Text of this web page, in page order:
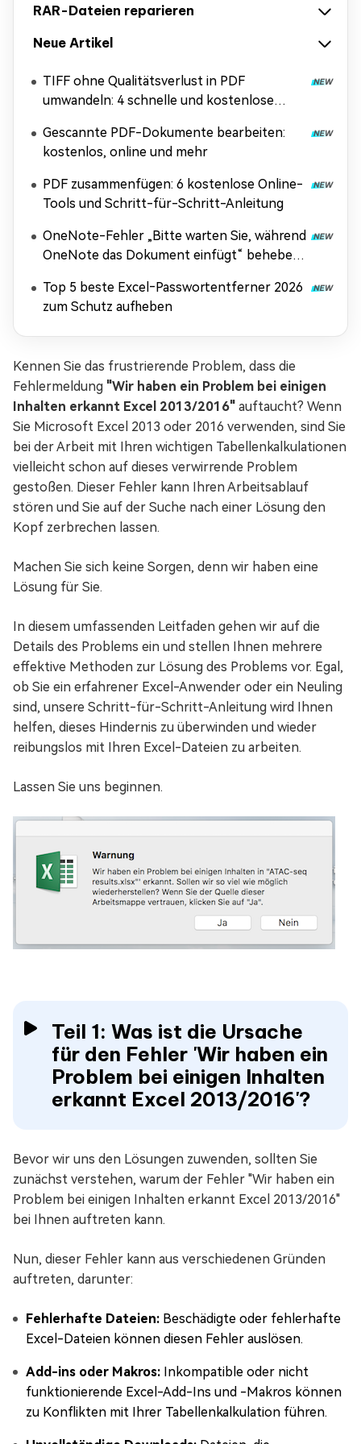
RAR-Dateien reparieren
Neue Artikel
TIFF ohne Qualitätsverlust in PDF
umwandeln: 4 schnelle und kostenlose
Gescannte PDF-Dokumente bearbeiten:
kostenlos, online und mehr
PDF zusammenfügen: 6 kostenlose Online-
Tools und Schritt-für-Schritt-Anleitung
OneNote-Fehler „Bitte warten Sie, während
OneNote das Dokument einfügt“ beheben
Top 5 beste Excel‑Passwortentferner 2026
zum Schutz aufheben
Kennen Sie das frustrierende Problem, dass die
Fehlermeldung "Wir haben ein Problem bei einigen
Inhalten erkannt Excel 2013/2016" auftaucht? Wenn
Sie Microsoft Excel 2013 oder 2016 verwenden, sind Sie
bei der Arbeit mit Ihren wichtigen Tabellenkalkulationen
vielleicht schon auf dieses verwirrende Problem
gestoßen. Dieser Fehler kann Ihren Arbeitsablauf
stören und Sie auf der Suche nach einer Lösung den
Kopf zerbrechen lassen.
Machen Sie sich keine Sorgen, denn wir haben eine
Lösung für Sie.
In diesem umfassenden Leitfaden gehen wir auf die
Details des Problems ein und stellen Ihnen mehrere
effektive Methoden zur Lösung des Problems vor. Egal,
ob Sie ein erfahrener Excel-Anwender oder ein Neuling
sind, unsere Schritt-für-Schritt-Anleitung wird Ihnen
helfen, dieses Hindernis zu überwinden und wieder
reibungslos mit Ihren Excel-Dateien zu arbeiten.
Lassen Sie uns beginnen.
Teil 1: Was ist die Ursache
für den Fehler 'Wir haben ein
Problem bei einigen Inhalten
erkannt Excel 2013/2016'?
Bevor wir uns den Lösungen zuwenden, sollten Sie
zunächst verstehen, warum der Fehler "Wir haben ein
Problem bei einigen Inhalten erkannt Excel 2013/2016"
bei Ihnen auftreten kann.
Nun, dieser Fehler kann aus verschiedenen Gründen
auftreten, darunter:
Fehlerhafte Dateien: Beschädigte oder fehlerhafte
Excel-Dateien können diesen Fehler auslösen.
Add-ins oder Makros: Inkompatible oder nicht
funktionierende Excel-Add-Ins und -Makros können
zu Konflikten mit Ihrer Tabellenkalkulation führen.